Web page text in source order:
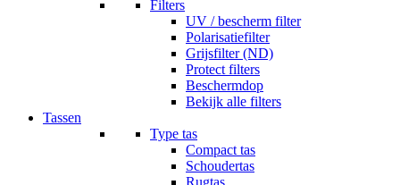
Filters
UV / bescherm filter
Polarisatiefilter
Grijsfilter (ND)
Protect filters
Beschermdop
Bekijk alle filters
Tassen
Type tas
Compact tas
Schoudertas
Rugtas